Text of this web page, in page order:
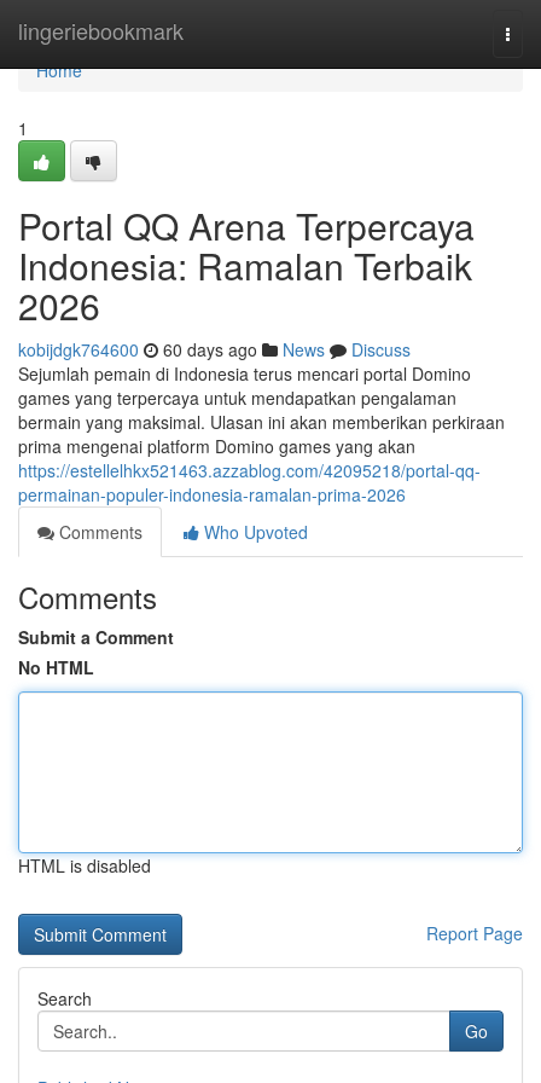
lingeriebookmark
Home
Home
1
Portal QQ Arena Terpercaya
Indonesia: Ramalan Terbaik
2026
kobijdgk764600 60 days ago News
Discuss
Sejumlah pemain di Indonesia terus mencari portal Domino
games yang terpercaya untuk mendapatkan pengalaman
bermain yang maksimal. Ulasan ini akan memberikan perkiraan
prima mengenai platform Domino games yang akan
https://estellelhkx521463.azzablog.com/42095218/portal-qq-
permainan-populer-indonesia-ramalan-prima-2026
Comments
Who Upvoted
Comments
Submit a Comment
No HTML
HTML is disabled
Report Page
Search
Go